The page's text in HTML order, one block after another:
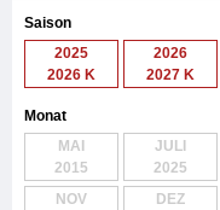
Saison
2025
2026 K
2026
2027 K
Monat
MAI
2015
JULI
2025
NOV
DEZ